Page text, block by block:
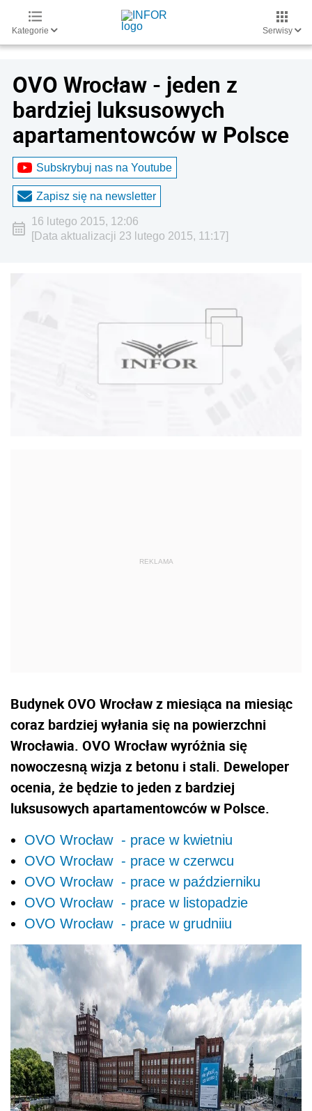
Kategorie Serwisy
OVO Wrocław - jeden z
bardziej luksusowych
apartamentowców w Polsce
Subskrybuj nas na Youtube
Zapisz się na newsletter
16 lutego 2015, 12:06
[Data aktualizacji 23 lutego 2015, 11:17]
Budynek OVO Wrocław z miesiąca na miesiąc
coraz bardziej wyłania się na powierzchni
Wrocławia. OVO Wrocław wyróżnia się
nowoczesną wizja z betonu i stali. Deweloper
ocenia, że będzie to jeden z bardziej
luksusowych apartamentowców w Polsce.
OVO Wrocław - prace w kwietniu
OVO Wrocław - prace w czerwcu
OVO Wrocław - prace w październiku
OVO Wrocław - prace w listopadzie
OVO Wrocław - prace w grudniiu